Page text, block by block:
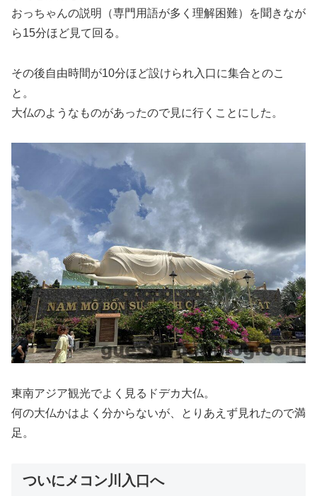
おっちゃんの説明（専門用語が多く理解困難）を聞きなが
ら15分ほど見て回る。
その後自由時間が10分ほど設けられ入口に集合とのこ
と。
大仏のようなものがあったので見に行くことにした。
東南アジア観光でよく見るドデカ大仏。
何の大仏かはよく分からないが、とりあえず見れたので満
足。
ついにメコン川入口へ